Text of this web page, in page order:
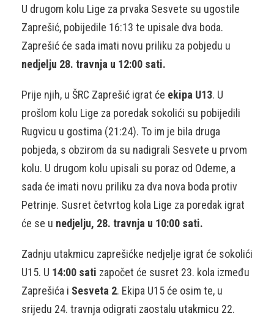
U drugom kolu Lige za prvaka Sesvete su ugostile
Zaprešić, pobijedile 16:13 te upisale dva boda.
Zaprešić će sada imati novu priliku za pobjedu u
nedjelju 28. travnja u 12:00 sati.
Prije njih, u ŠRC Zaprešić igrat će ekipa U13. U
prošlom kolu Lige za poredak sokolići su pobijedili
Rugvicu u gostima (21:24). To im je bila druga
pobjeda, s obzirom da su nadigrali Sesvete u prvom
kolu. U drugom kolu upisali su poraz od Odeme, a
sada će imati novu priliku za dva nova boda protiv
Petrinje. Susret četvrtog kola Lige za poredak igrat
će se u nedjelju, 28. travnja u 10:00 sati.
Zadnju utakmicu zaprešićke nedjelje igrat će sokolići
U15. U 14:00 sati započet će susret 23. kola između
Zaprešića i Sesveta 2. Ekipa U15 će osim te, u
srijedu 24. travnja odigrati zaostalu utakmicu 22.